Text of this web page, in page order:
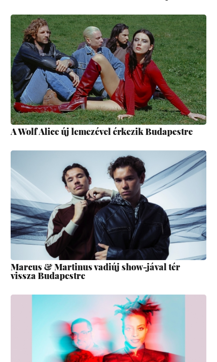
A Wolf Alice új lemezével érkezik Budapestre
Marcus & Martinus vadiúj show-jával tér
vissza Budapestre